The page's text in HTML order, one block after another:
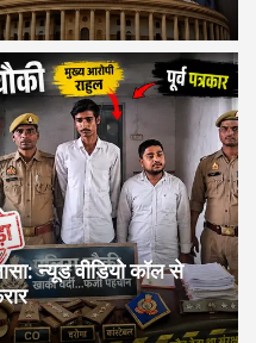
न्यूड वीडियो कॉल से